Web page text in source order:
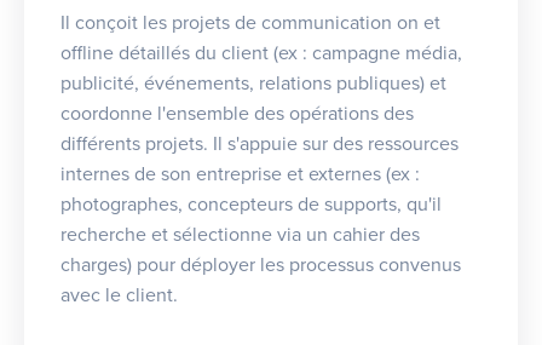
Il conçoit les projets de communication on et
offline détaillés du client (ex : campagne média,
publicité, événements, relations publiques) et
coordonne l'ensemble des opérations des
différents projets. Il s'appuie sur des ressources
internes de son entreprise et externes (ex :
photographes, concepteurs de supports, qu'il
recherche et sélectionne via un cahier des
charges) pour déployer les processus convenus
avec le client.